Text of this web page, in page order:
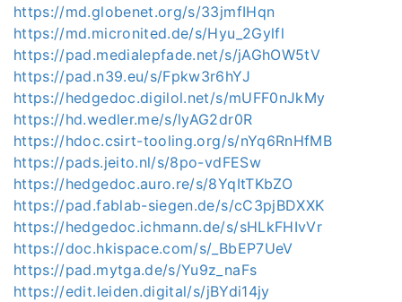
https://md.globenet.org/s/33jmfIHqn
https://md.micronited.de/s/Hyu_2Gylfl
https://pad.medialepfade.net/s/jAGhOW5tV
https://pad.n39.eu/s/Fpkw3r6hYJ
https://hedgedoc.digilol.net/s/mUFF0nJkMy
https://hd.wedler.me/s/lyAG2dr0R
https://hdoc.csirt-tooling.org/s/nYq6RnHfMB
https://pads.jeito.nl/s/8po-vdFESw
https://hedgedoc.auro.re/s/8YqItTKbZO
https://pad.fablab-siegen.de/s/cC3pjBDXXK
https://hedgedoc.ichmann.de/s/sHLkFHIvVr
https://doc.hkispace.com/s/_BbEP7UeV
https://pad.mytga.de/s/Yu9z_naFs
https://edit.leiden.digital/s/jBYdi14jy